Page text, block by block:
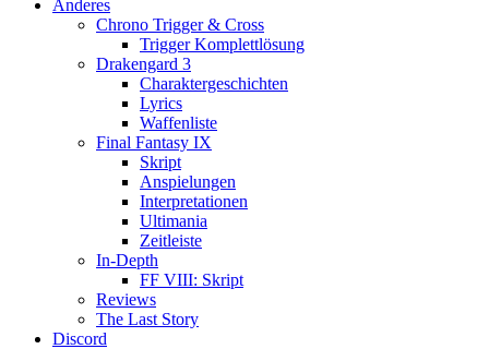
Anderes
Chrono Trigger & Cross
Trigger Komplettlösung
Drakengard 3
Charaktergeschichten
Lyrics
Waffenliste
Final Fantasy IX
Skript
Anspielungen
Interpretationen
Ultimania
Zeitleiste
In-Depth
FF VIII: Skript
Reviews
The Last Story
Discord